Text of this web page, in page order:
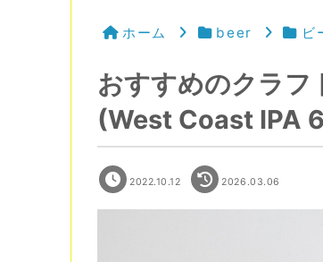
ホーム beer ビ
おすすめのクラ
(West Coast IPA
2022.10.12 2026.03.06